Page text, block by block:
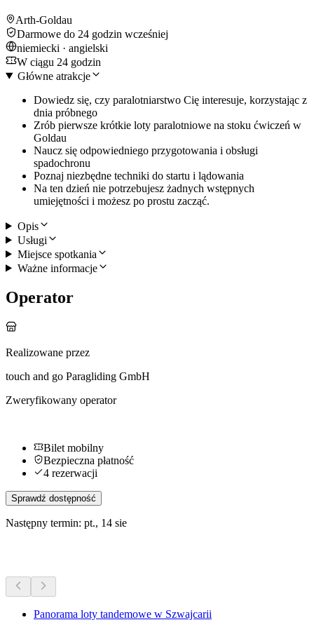
Arth-Goldau
Darmowe do 24 godzin wcześniej
niemiecki · angielski
W ciągu 24 godzin
Główne atrakcje
Dowiedz się, czy paralotniarstwo Cię interesuje, korzystając z
dnia próbnego
Zrób pierwsze krótkie loty paralotniowe na stoku ćwiczeń w
Goldau
Naucz się odpowiedniego przygotowania i obsługi
spadochronu
Poznaj niezbędne techniki do startu i lądowania
Na ten dzień nie potrzebujesz żadnych wstępnych
umiejętności i możesz po prostu zacząć.
Opis
Usługi
Miejsce spotkania
Ważne informacje
Operator
Realizowane przez
touch and go Paragliding GmbH
Zweryfikowany operator
Bilet mobilny
Bezpieczna płatność
4 rezerwacji
Sprawdź dostępność
Następny termin: pt., 14 sie
Panorama loty tandemowe w Szwajcarii